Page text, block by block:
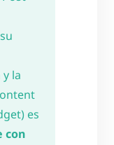
la
es
con